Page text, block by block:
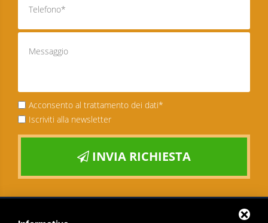
Acconsento al trattamento dei dati*
Iscriviti alla newsletter
INVIA RICHIESTA